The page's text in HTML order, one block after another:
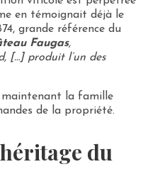
en témoignait déjà le
grande référence du
Faugas,
[…] produit l’un des
maintenant la famille
de la propriété.
du